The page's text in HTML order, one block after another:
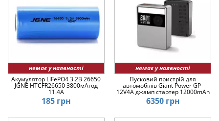
немає у наявності
Акумулятор LiFePO4 3.2В 26650
JGNE HTCFR26650 3800мАгод
11.4А
185 грн
немає у наявності
Пусковий пристрій для
автомобілів Giant Power GP-
12V4A джамп стартер 12000mAh
6350 грн